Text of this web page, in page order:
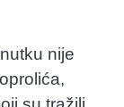
nije